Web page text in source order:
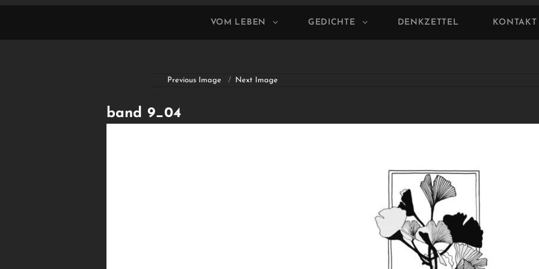
VOM LEBEN GEDICHTE DENKZETTEL KONTAKT
Previous Image Next Image
band 9_04